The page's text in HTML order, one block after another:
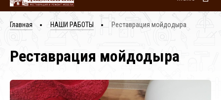
Главная НАШИ РАБОТЫ Реставрация мойдодыра
Реставрация мойдодыра